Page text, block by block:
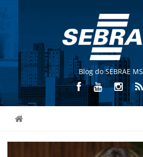
Blog do SEBRAE MS